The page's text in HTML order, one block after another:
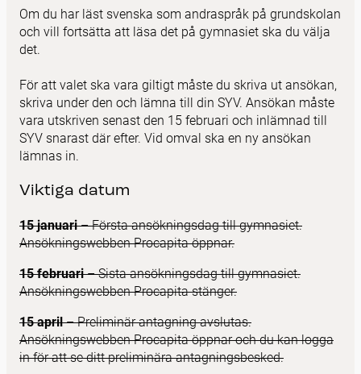
Om du har läst svenska som andraspråk på grundskolan
och vill fortsätta att läsa det på gymnasiet ska du välja
det.
För att valet ska vara giltigt måste du skriva ut ansökan,
skriva under den och lämna till din SYV. Ansökan måste
vara utskriven senast den 15 februari och inlämnad till
SYV snarast där efter. Vid omval ska en ny ansökan
lämnas in.
Viktiga datum
15 januari– Första ansökningsdag till gymnasiet.
Ansökningswebben Procapita öppnar.
15 februari– Sista ansökningsdag till gymnasiet.
Ansökningswebben Procapita stänger.
15 april– Preliminär antagning avslutas.
Ansökningswebben Procapita öppnar och du kan logga
in för att se ditt preliminära antagningsbesked.